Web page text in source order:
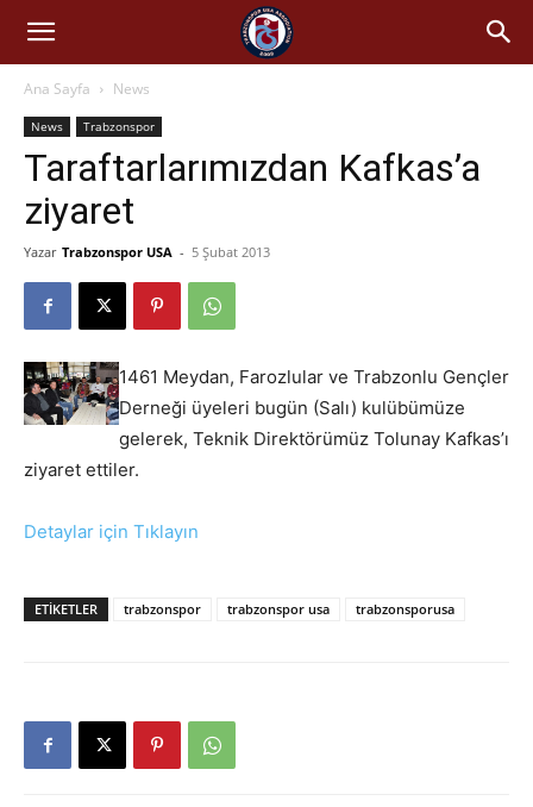
Ana Sayfa News
News Trabzonspor
Taraftarlarımızdan Kafkas’a
ziyaret
Yazar Trabzonspor USA - 5 Şubat 2013
1461 Meydan, Farozlular ve Trabzonlu Gençler
Derneği üyeleri bugün (Salı) kulübümüze
gelerek, Teknik Direktörümüz Tolunay Kafkas’ı
ziyaret ettiler.
Detaylar için Tıklayın
ETIKETLER trabzonspor trabzonspor usa trabzonsporusa